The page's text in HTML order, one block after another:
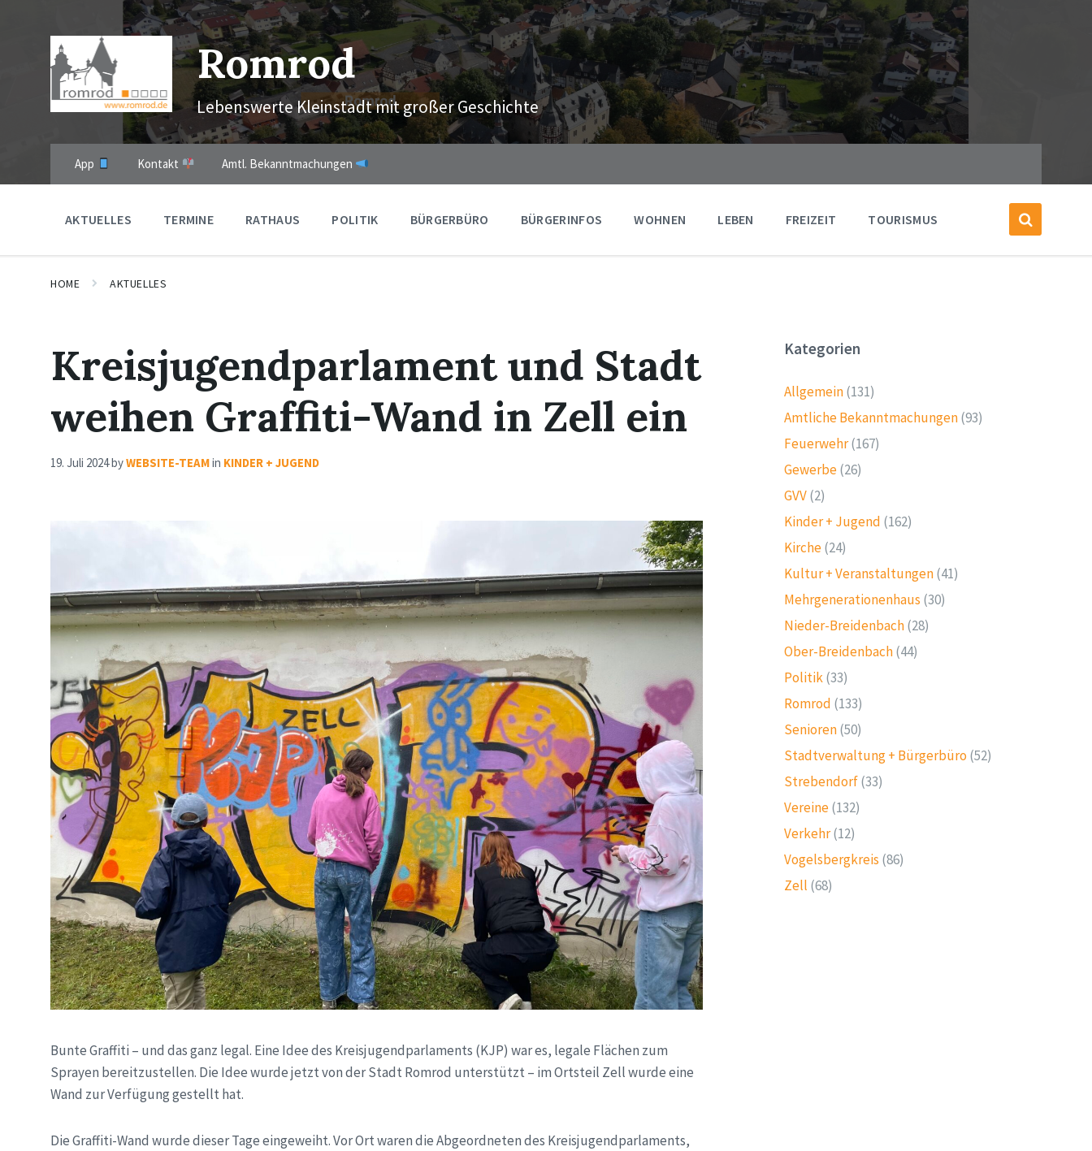
navigation
Romrod
Lebenswerte Kleinstadt mit großer Geschichte
App Kontakt Amtl. Bekanntmachungen
AKTUELLES TERMINE RATHAUS POLITIK BÜRGERBÜRO BÜRGERINFOS WOHNEN LEBEN FREIZEIT TOURISMUS
HOME AKTUELLES
Kreisjugendparlament und Stadt
weihen Graffiti-Wand in Zell ein
19. Juli 2024byWEBSITE-TEAMin KINDER + JUGEND
Bunte Graffiti – und das ganz legal. Eine Idee des Kreisjugendparlaments (KJP) war es, legale Flächen zum
Sprayen bereitzustellen. Die Idee wurde jetzt von der Stadt Romrod unterstützt – im Ortsteil Zell wurde eine
Wand zur Verfügung gestellt hat.
Die Graffiti-Wand wurde dieser Tage eingeweiht. Vor Ort waren die Abgeordneten des Kreisjugendparlaments,
Kategorien
Allgemein(131)
Amtliche Bekanntmachungen(93)
Feuerwehr(167)
Gewerbe(26)
GVV(2)
Kinder + Jugend (162)
Kirche(24)
Kultur + Veranstaltungen(41)
Mehrgenerationenhaus (30)
Nieder-Breidenbach(28)
Ober-Breidenbach(44)
Politik(33)
Romrod (133)
Senioren(50)
Stadtverwaltung + Bürgerbüro (52)
Strebendorf(33)
Vereine(132)
Verkehr(12)
Vogelsbergkreis (86)
Zell (68)